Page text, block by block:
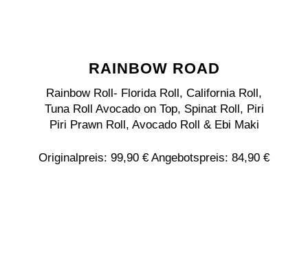
RAINBOW ROAD
Rainbow Roll- Florida Roll, California Roll,
Tuna Roll Avocado on Top, Spinat Roll, Piri
Piri Prawn Roll, Avocado Roll & Ebi Maki
Originalpreis: 99,90 € Angebotspreis: 84,90 €